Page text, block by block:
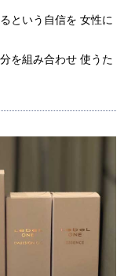
という自信を 女性に
を組み合わせ 使うた